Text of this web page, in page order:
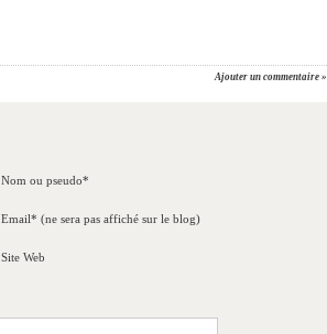
Ajouter un commentaire »
Nom ou pseudo*
Email* (ne sera pas affiché sur le blog)
Site Web